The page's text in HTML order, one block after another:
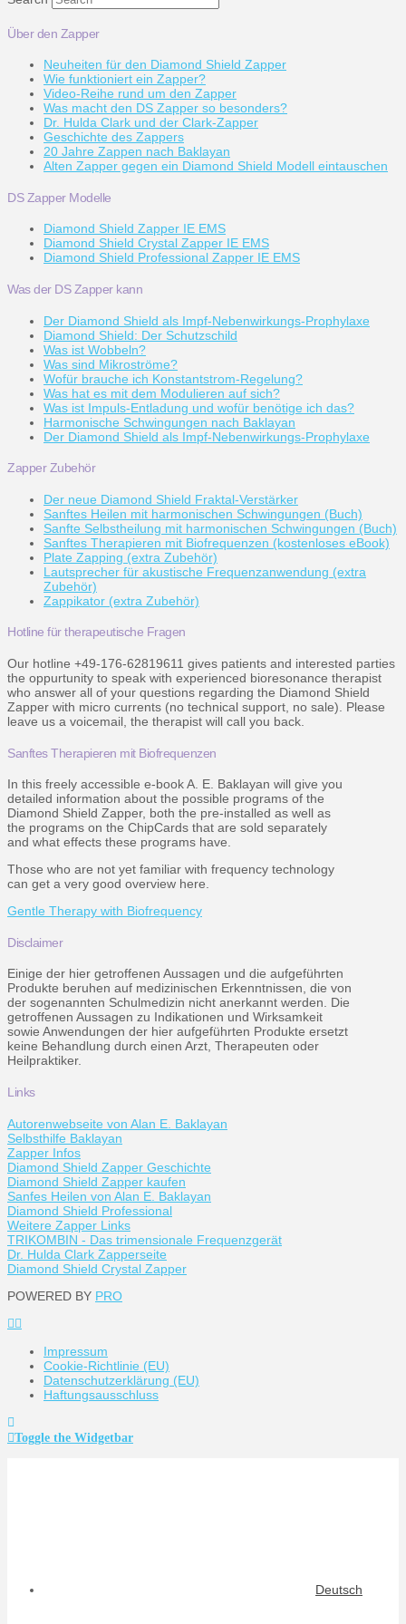
Über den Zapper
Neuheiten für den Diamond Shield Zapper
Wie funktioniert ein Zapper?
Video-Reihe rund um den Zapper
Was macht den DS Zapper so besonders?
Dr. Hulda Clark und der Clark-Zapper
Geschichte des Zappers
20 Jahre Zappen nach Baklayan
Alten Zapper gegen ein Diamond Shield Modell eintauschen
DS Zapper Modelle
Diamond Shield Zapper IE EMS
Diamond Shield Crystal Zapper IE EMS
Diamond Shield Professional Zapper IE EMS
Was der DS Zapper kann
Der Diamond Shield als Impf-Nebenwirkungs-Prophylaxe
Diamond Shield: Der Schutzschild
Was ist Wobbeln?
Was sind Mikroströme?
Wofür brauche ich Konstantstrom-Regelung?
Was hat es mit dem Modulieren auf sich?
Was ist Impuls-Entladung und wofür benötige ich das?
Harmonische Schwingungen nach Baklayan
Der Diamond Shield als Impf-Nebenwirkungs-Prophylaxe
Zapper Zubehör
Der neue Diamond Shield Fraktal-Verstärker
Sanftes Heilen mit harmonischen Schwingungen (Buch)
Sanfte Selbstheilung mit harmonischen Schwingungen (Buch)
Sanftes Therapieren mit Biofrequenzen (kostenloses eBook)
Plate Zapping (extra Zubehör)
Lautsprecher für akustische Frequenzanwendung (extra
Zubehör)
Zappikator (extra Zubehör)
Hotline für therapeutische Fragen
Our hotline +49-176-62819611 gives patients and interested parties
the oppurtunity to speak with experienced bioresonance therapist
who answer all of your questions regarding the Diamond Shield
Zapper with micro currents (no technical support, no sale). Please
leave us a voicemail, the therapist will call you back.
Sanftes Therapieren mit Biofrequenzen
In this freely accessible e-book A. E. Baklayan will give you
detailed information about the possible programs of the
Diamond Shield Zapper, both the pre-installed as well as
the programs on the ChipCards that are sold separately
and what effects these programs have.
Those who are not yet familiar with frequency technology
can get a very good overview here.
Gentle Therapy with Biofrequency
Disclaimer
Einige der hier getroffenen Aussagen und die aufgeführten
Produkte beruhen auf medizinischen Erkenntnissen, die von
der sogenannten Schulmedizin nicht anerkannt werden. Die
getroffenen Aussagen zu Indikationen und Wirksamkeit
sowie Anwendungen der hier aufgeführten Produkte ersetzt
keine Behandlung durch einen Arzt, Therapeuten oder
Heilpraktiker.
Links
Autorenwebseite von Alan E. Baklayan
Selbsthilfe Baklayan
Zapper Infos
Diamond Shield Zapper Geschichte
Diamond Shield Zapper kaufen
Sanfes Heilen von Alan E. Baklayan
Diamond Shield Professional
Weitere Zapper Links
TRIKOMBIN - Das trimensionale Frequenzgerät
Dr. Hulda Clark Zapperseite
Diamond Shield Crystal Zapper
POWERED BY PRO
Impressum
Cookie-Richtlinie (EU)
Datenschutzerklärung (EU)
Haftungsausschluss
Toggle the Widgetbar
Deutsch